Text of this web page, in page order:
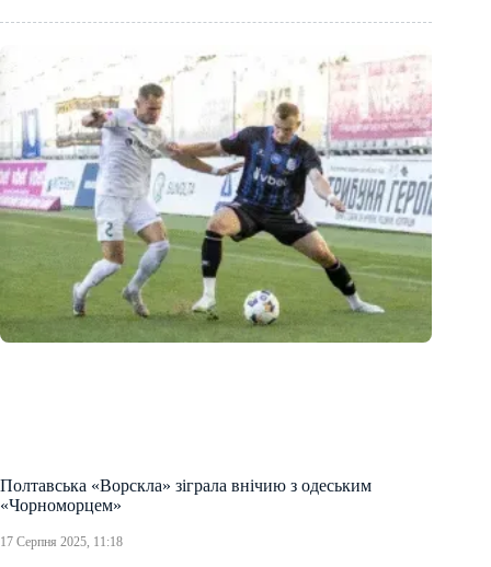
Полтавська «Ворскла» зіграла внічию з одеським
«Чорноморцем»
17 Серпня 2025, 11:18